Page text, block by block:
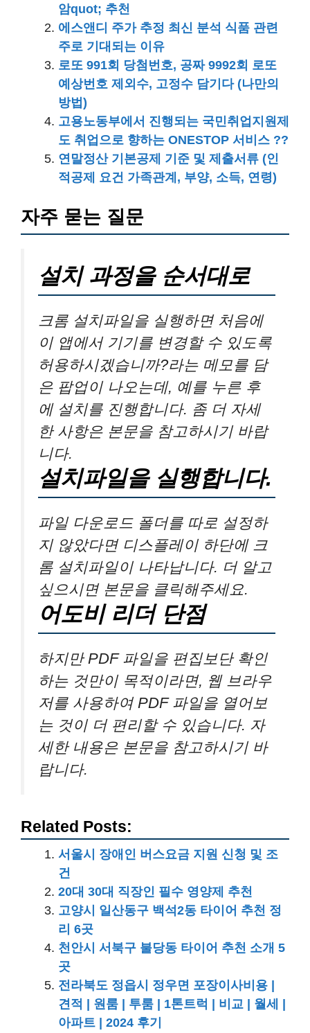
암quot; 추천
에스앤디 주가 추정 최신 분석 식품 관련
주로 기대되는 이유
로또 991회 당첨번호, 공짜 9992회 로또
예상번호 제외수, 고정수 담기다 (나만의
방법)
고용노동부에서 진행되는 국민취업지원제
도 취업으로 향하는 ONESTOP 서비스 ??
연말정산 기본공제 기준 및 제출서류 (인
적공제 요건 가족관계, 부양, 소득, 연령)
자주 묻는 질문
설치 과정을 순서대로
크롬 설치파일을 실행하면 처음에
이 앱에서 기기를 변경할 수 있도록
허용하시겠습니까?라는 메모를 담
은 팝업이 나오는데, 예를 누른 후
에 설치를 진행합니다. 좀 더 자세
한 사항은 본문을 참고하시기 바랍
니다.
설치파일을 실행합니다.
파일 다운로드 폴더를 따로 설정하
지 않았다면 디스플레이 하단에 크
롬 설치파일이 나타납니다. 더 알고
싶으시면 본문을 클릭해주세요.
어도비 리더 단점
하지만 PDF 파일을 편집보단 확인
하는 것만이 목적이라면, 웹 브라우
저를 사용하여 PDF 파일을 열어보
는 것이 더 편리할 수 있습니다. 자
세한 내용은 본문을 참고하시기 바
랍니다.
Related Posts:
서울시 장애인 버스요금 지원 신청 및 조
건
20대 30대 직장인 필수 영양제 추천
고양시 일산동구 백석2동 타이어 추천 정
리 6곳
천안시 서북구 불당동 타이어 추천 소개 5
곳
전라북도 정읍시 정우면 포장이사비용 |
견적 | 원룸 | 투룸 | 1톤트럭 | 비교 | 월세 |
아파트 | 2024 후기